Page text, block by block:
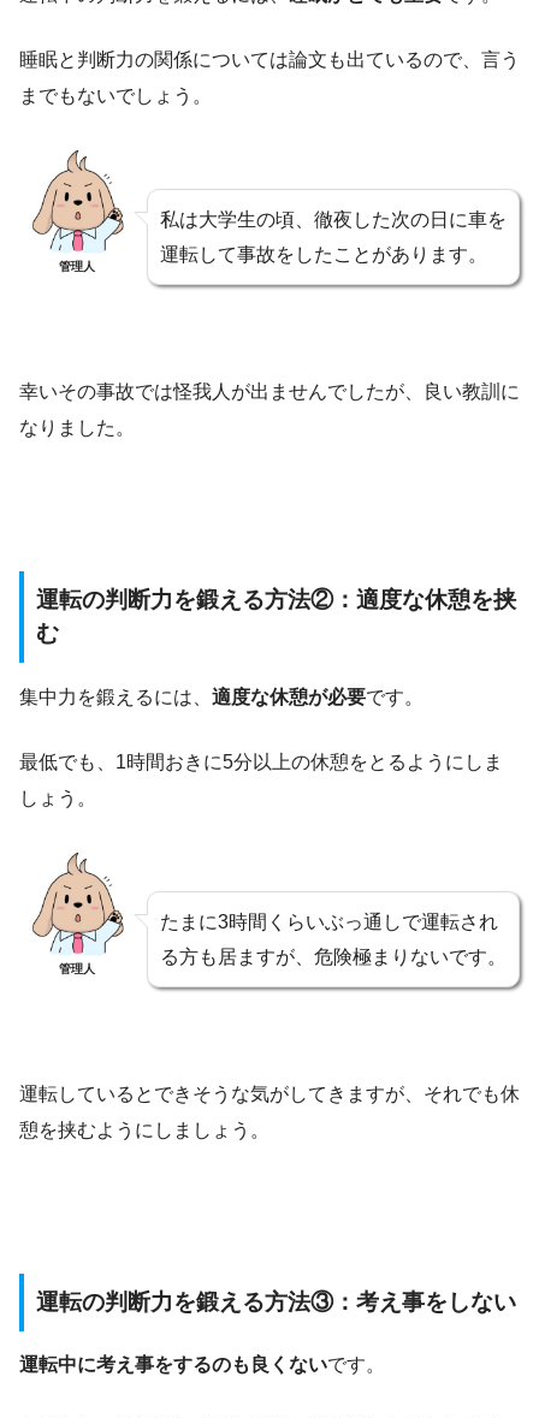
睡眠と判断力の関係については論文も出ているので、言う
までもないでしょう。
管理人
私は大学生の頃、徹夜した次の日に車を
運転して事故をしたことがあります。
幸いその事故では怪我人が出ませんでしたが、良い教訓に
なりました。
運転の判断力を鍛える方法②：適度な休憩を挟
む
集中力を鍛えるには、 適度な休憩が必要です。
最低でも、1時間おきに5分以上の休憩をとるようにしま
しょう。
管理人
たまに3時間くらいぶっ通しで運転され
る方も居ますが、危険極まりないです。
運転しているとできそうな気がしてきますが、それでも休
憩を挟むようにしましょう。
運転の判断力を鍛える方法③：考え事をしない
運転中に考え事をするのも良くないです。